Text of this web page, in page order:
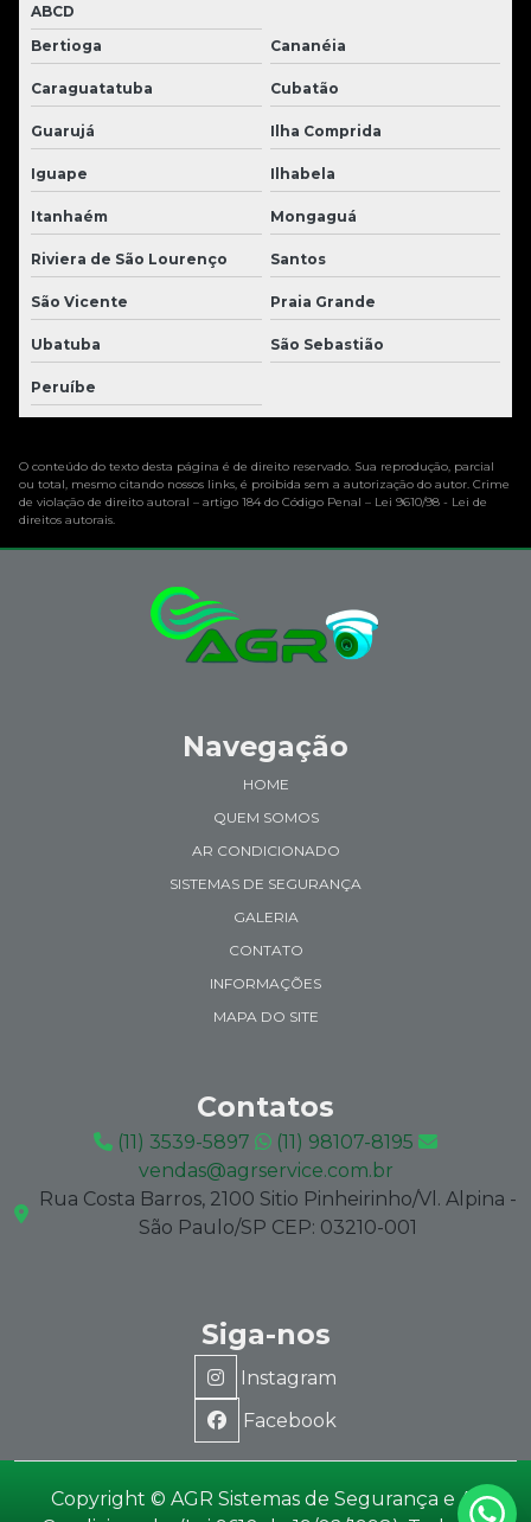
ABCD
Bertioga
Cananéia
Caraguatatuba Cubatão
Guarujá Ilha Comprida
Iguape Ilhabela
Itanhaém Mongaguá
Riviera de São Lourenço Santos
São Vicente Praia Grande
Ubatuba São Sebastião
Peruíbe
O conteúdo do texto desta página é de direito reservado. Sua reprodução, parcial
ou total, mesmo citando nossos links, é proibida sem a autorização do autor. Crime
de violação de direito autoral – artigo 184 do Código Penal – Lei 9610/98 - Lei de
direitos autorais.
Navegação
HOME
QUEM SOMOS
AR CONDICIONADO
SISTEMAS DE SEGURANÇA
GALERIA
CONTATO
INFORMAÇÕES
MAPA DO SITE
Contatos
(11) 3539-5897
(11) 98107-8195
vendas@agrservice.com.br
Rua Costa Barros, 2100 Sitio Pinheirinho/Vl. Alpina -
São Paulo/SP CEP: 03210-001
Siga-nos
Instagram
Facebook
Copyright © AGR Sistemas de Segurança e Ar